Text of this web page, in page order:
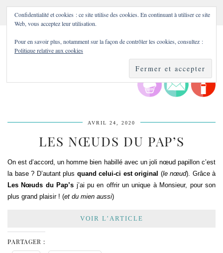
AVRIL 24, 2020
LES NŒUDS DU PAP’S
On est d’accord, un homme bien habillé avec un joli nœud papillon c’est
la base ? D’autant plus quand celui-ci est original (le nœud). Grâce à
Les Nœuds du Pap’s j’ai pu en offrir un unique à Monsieur, pour son
plus grand plaisir ! (et du mien aussi)
VOIR L’ARTICLE
PARTAGER :
Confidentialité et cookies : ce site utilise des cookies. En continuant à utiliser ce site
Web, vous acceptez leur utilisation.
Pour en savoir plus, notamment sur la façon de contrôler les cookies, consultez :
Politique relative aux cookies